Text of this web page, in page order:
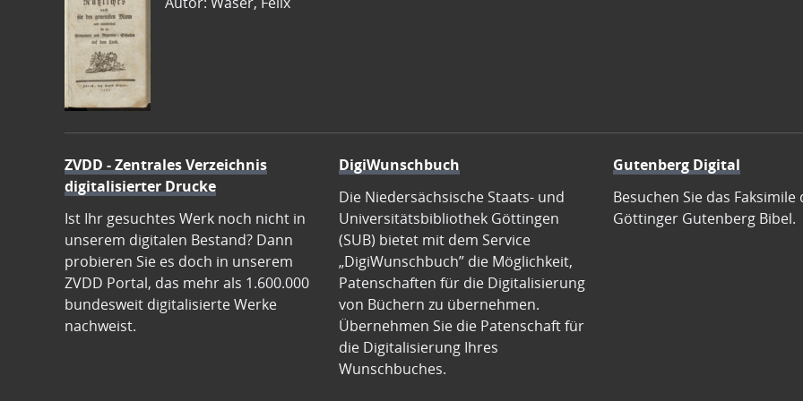
ZVDD - Zentrales Verzeichnis
digitalisierter Drucke
Ist Ihr gesuchtes Werk noch nicht in
unserem digitalen Bestand? Dann
probieren Sie es doch in unserem
ZVDD Portal, das mehr als 1.600.000
bundesweit digitalisierte Werke
nachweist.
DigiWunschbuch
Die Niedersächsische Staats- und
Universitätsbibliothek Göttingen
(SUB) bietet mit dem Service
„DigiWunschbuch” die Möglichkeit,
Patenschaften für die Digitalisierung
von Büchern zu übernehmen.
Übernehmen Sie die Patenschaft für
die Digitalisierung Ihres
Wunschbuches.
Gutenberg Digital
Besuchen Sie das Faksimile
Göttinger Gutenberg Bibel.